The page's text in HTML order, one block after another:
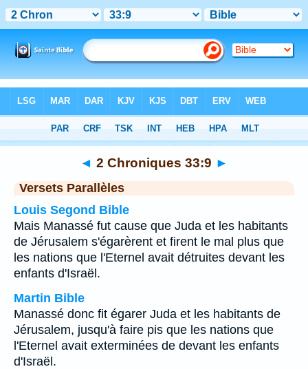
>Chapitre 33 > Verset 9
◄ 2 Chroniques 33:9 ►
Versets Parallèles
Louis Segond Bible
Mais Manassé fut cause que Juda et les habitants
de Jérusalem s'égarèrent et firent le mal plus que
les nations que l'Eternel avait détruites devant les
enfants d'Israël.
Martin Bible
Manassé donc fit égarer Juda et les habitants de
Jérusalem, jusqu'à faire pis que les nations que
l'Eternel avait exterminées de devant les enfants
d'Israël.